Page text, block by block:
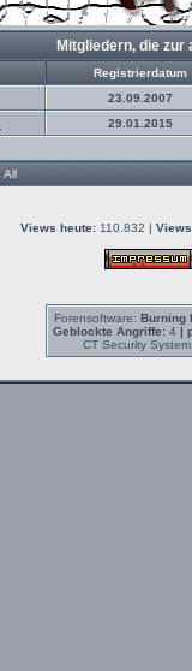
Mitgliedern, die
Registrierdatum
23.09.2007
29.01.2015
All
Views heute:110.832 |
Forensoftware: Burning
Geblockte Angriffe:4 |
CT Security